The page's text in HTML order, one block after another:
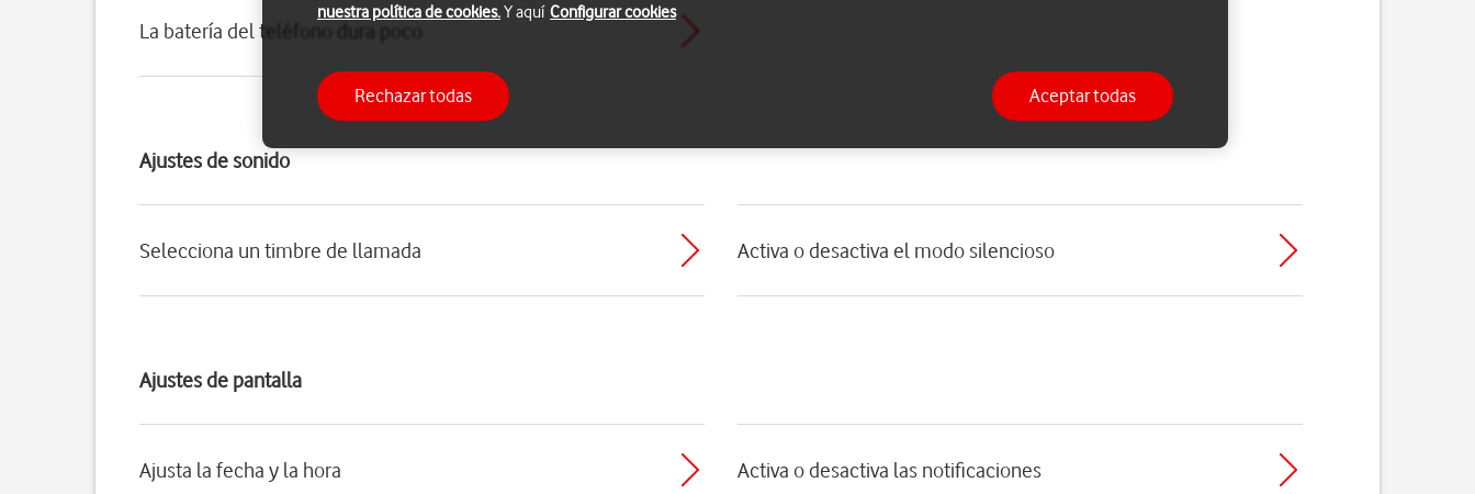
La batería del teléfono dura poco
Ajustes de sonido
Selecciona un timbre de llamada Activa o desactiva el modo silencioso
Ajustes de pantalla
Ajusta la fecha y la hora Activa o desactiva las notificaciones
nuestra política de cookies.Y aquí Configurar cookies
Rechazar todas Aceptar todas